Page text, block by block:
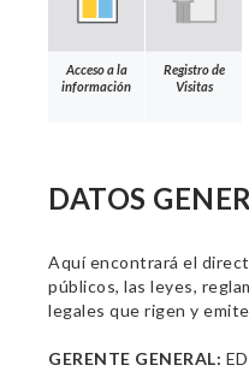
Acceso a la
información
Registro de
Visitas
DATOS
Aquí encontrará el
públicos, las leyes,
legales que rigen y
GERENTE GENERAL: